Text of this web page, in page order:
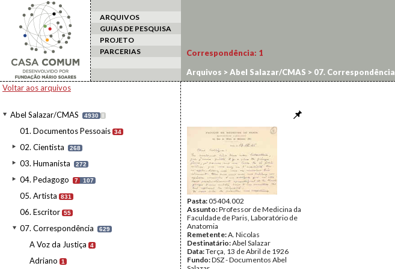
ARQUIVOS
GUIAS DE PESQUISA
PROJETO
PARCERIAS
Voltar aos arquivos
Abel Salazar/CMAS 4930 I
01. Documentos Pessoais 34
02. Cientista 268
03. Humanista 272
04. Pedagogo 7 107
05. Artista 831
06. Escritor 55
07. Correspondência 629
A Voz da Justiça 4
Adriano 1
Correspondência: 1
Arquivos >Abel Salazar/CMAS > 07. Correspondência
Pasta:05404.002
Assunto:Professor de Medicina da
Faculdade de Paris, Laboratório de
Anatomia
Remetente:A. Nicolas
Destinatário:Abel Salazar
Data:Terça, 13 de Abril de 1926
Fundo:DSZ - Documentos Abel